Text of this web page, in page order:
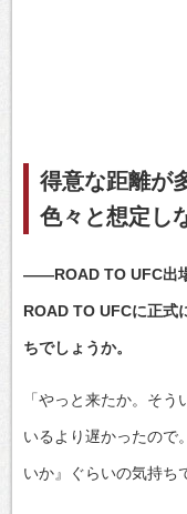
得意な距離が
色々と想定し
――ROAD TO UFC出
ROAD TO UFCに正式
ちでしょうか。
「やっと来たか。そ
いるより遅かったので
いか』ぐらいの気持ち